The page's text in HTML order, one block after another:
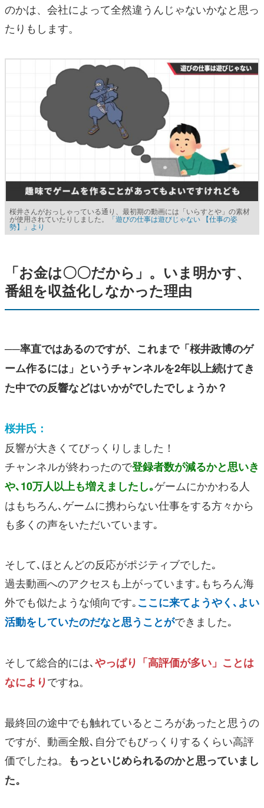
のかは、会社によって全然違うんじゃないかなと思っ
たりもします。
桜井さんがおっしゃっている通り、最初期の動画には「いらすとや」の素材
が使用されていたりしました。 「遊びの仕事は遊びじゃない 【仕事の姿
勢】」より
「お金は〇〇だから」。いま明かす、
番組を収益化しなかった理由
──率直ではあるのですが、これまで「桜井政博のゲ
ーム作るには」というチャンネルを2年以上続けてき
た中での反響などはいかがでしたでしょうか？
桜井氏：
反響が大きくてびっくりしました！
チャンネルが終わったので登録者数が減るかと思いき
や､10万人以上も増えましたし｡ゲームにかかわる人
はもちろん､ゲームに携わらない仕事をする方々から
も多くの声をいただいています｡
そして､ほとんどの反応がポジティブでした｡
過去動画へのアクセスも上がっています｡もちろん海
外でも似たような傾向です｡ここに来てようやく､よい
活動をしていたのだなと思うことができました｡
そして総合的には､やっぱり「高評価が多い」ことは
なによりですね。
最終回の途中でも触れているところがあったと思うの
ですが、動画全般､自分でもびっくりするくらい高評
価でしたね。 もっといじめられるのかと思っていまし
た。